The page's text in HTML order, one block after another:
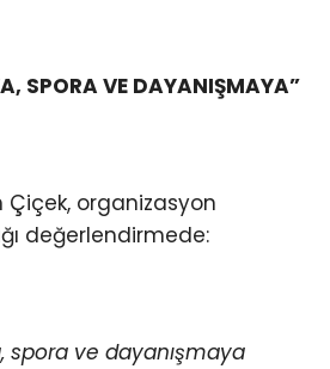
SPORA VE DAYANIŞMAYA”
organizasyon
değerlendirmede:
spora ve dayanışmaya